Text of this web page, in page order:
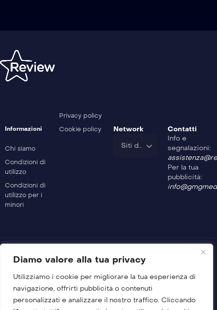
Diamo valore alla tua privacy
Utilizziamo i cookie per migliorare la tua esperienza di
navigazione, offrirti pubblicità o contenuti
personalizzati e analizzare il nostro traffico. Cliccando
Safe Drive – 399^ Puntata
Safe Drive – 398^ Puntata
Informazioni
Chi siamo
Condizioni di
utilizzo
Condizioni di
utilizzo per i
minori
Privacy policy
Cookie policy
Network
Siti del Gruppo
Contatti
Info e
segnalazioni:
Per la tua
pubblicità:
© 2026 GMG Media Company Di Mossutti Gianluca
Sede legale: Corso Umberto Maddalena 25 – Cap 83030 –
Venticano (AV)